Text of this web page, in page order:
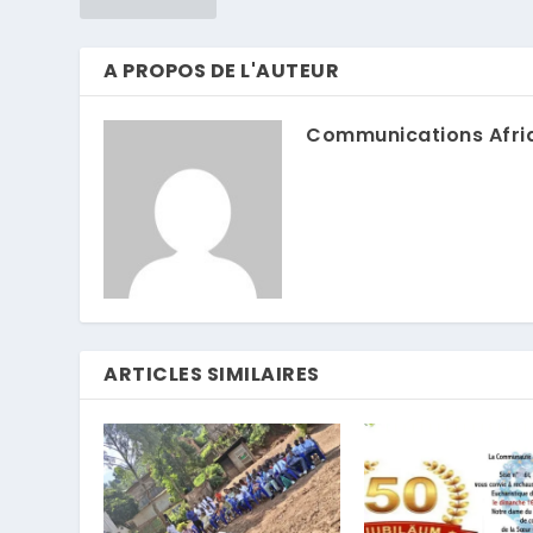
A PROPOS DE L'AUTEUR
Communications
ARTICLES SIMILAIRES